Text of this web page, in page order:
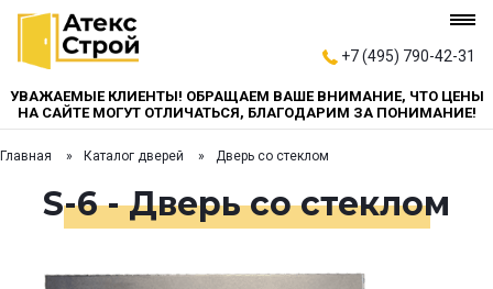
+7 (495) 790-42-31
УВАЖАЕМЫЕ КЛИЕНТЫ! ОБРАЩАЕМ ВАШЕ ВНИМАНИЕ, ЧТО ЦЕНЫ
НА САЙТЕ МОГУТ ОТЛИЧАТЬСЯ, БЛАГОДАРИМ ЗА ПОНИМАНИЕ!
Главная Каталог дверей Дверь со стеклом
S-6 - Дверь со стеклом